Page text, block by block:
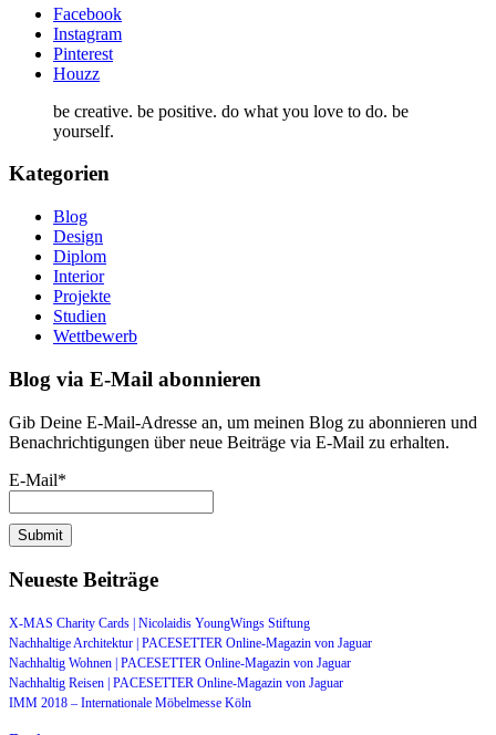
Facebook
Instagram
Pinterest
Houzz
be creative. be positive. do what you love to do. be
yourself.
Kategorien
Blog
Design
Diplom
Interior
Projekte
Studien
Wettbewerb
Blog via E-Mail abonnieren
Gib Deine E-Mail-Adresse an, um meinen Blog zu abonnieren und
Benachrichtigungen über neue Beiträge via E-Mail zu erhalten.
E-Mail*
Neueste Beiträge
X-MAS Charity Cards | Nicolaidis YoungWings Stiftung
Nachhaltige Architektur | PACESETTER Online-Magazin von Jaguar
Nachhaltig Wohnen | PACESETTER Online-Magazin von Jaguar
Nachhaltig Reisen | PACESETTER Online-Magazin von Jaguar
IMM 2018 – Internationale Möbelmesse Köln